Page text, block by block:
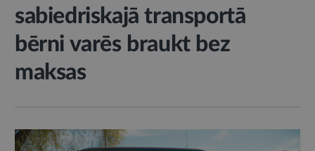
sabiedriskajā transportā
bērni varēs braukt bez
maksas